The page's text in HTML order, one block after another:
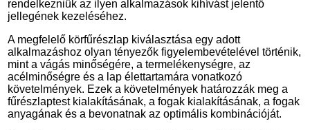
rendelkezniük az ilyen alkalmazások kihívást jelentő
jellegének kezeléséhez.
A megfelelő körfűrészlap kiválasztása egy adott
alkalmazáshoz olyan tényezők figyelembevételével történik,
mint a vágás minőségére, a termelékenységre, az
acélminőségre és a lap élettartamára vonatkozó
követelmények. Ezek a követelmények határozzák meg a
fűrészlaptest kialakításának, a fogak kialakításának, a fogak
anyagának és a bevonatnak az optimális kombinációját.